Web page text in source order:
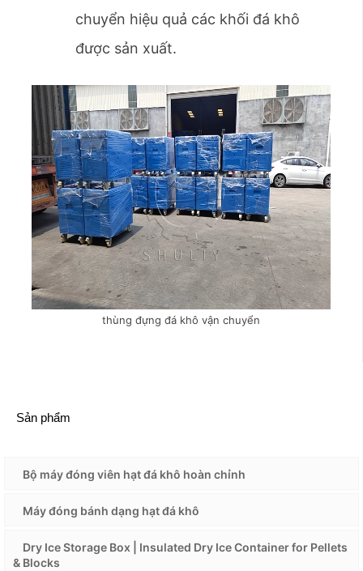
chuyển hiệu quả các khối đá khô
được sản xuất.
thùng đựng đá khô vận chuyển
Sản phẩm
Bộ máy đóng viên hạt đá khô hoàn chỉnh
Máy đóng bánh dạng hạt đá khô
Dry Ice Storage Box | Insulated Dry Ice Container for Pellets
& Blocks